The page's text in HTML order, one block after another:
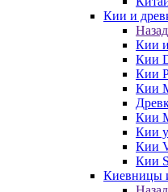
Кии и
Назад
Кии
Кии
Кии
Кии
Кии
Кии
Кии
Кии
Киевницы